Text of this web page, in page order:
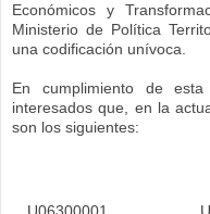
Económicos y
Ministerio de Política
una codificación unívoca.
En cumplimiento de
interesados que, en la
son los siguientes: